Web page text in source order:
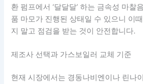
환 펌프에서 ‘달달달’ 하는 금속성 마찰
품 마모가 진행된 상태일 수 있으니 이
지 말고 점검을 받는 것이 안전합니다.
제조사 선택과 가스보일러 교체 기준
현재 시장에서는 경동나비엔이나 린나